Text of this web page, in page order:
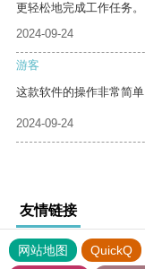
更轻松地完成工作任务。
2024-09-24
游客
这款软件的操作非常简
2024-09-24
友情链接
网站地图 QuickQ